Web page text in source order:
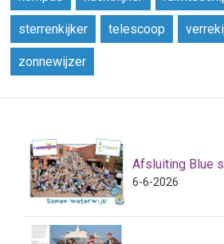
sterrenkijker telescoop
zonnewijzer
Afsluiting Blue
6-6-2026